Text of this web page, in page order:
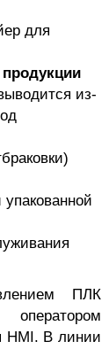
для
из-
ПЛК
HMI. В линии